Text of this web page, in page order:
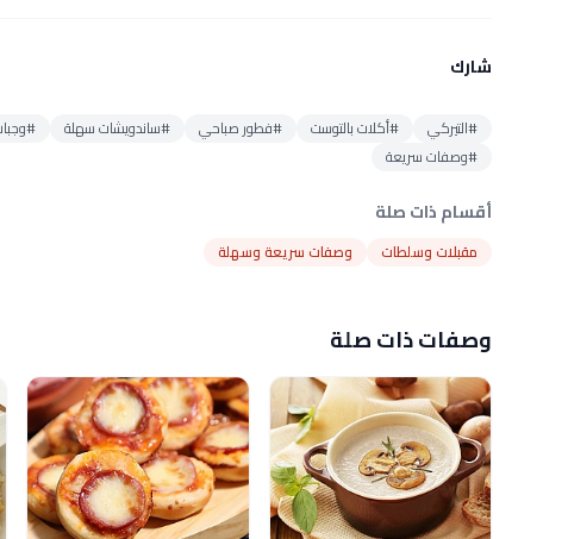
شارك
#التيركي #أكلات بالتوست #فطور صباحي #ساندويشات سهلة
#وصفات سريعة
أقسام ذات صلة
مقبلات وسلطات وصفات سريعة وسهلة
وصفات ذات صلة